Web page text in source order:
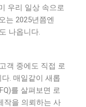
우리 일상 속으로
는 2025년쯤엔
나옵니다.
객 중에도 직접 로
. 매일같이 새롭
를 살펴보면 로
작을 의뢰하는 사